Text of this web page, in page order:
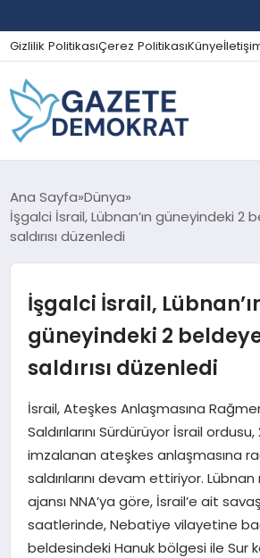
Gizlilik PolitikasıÇerez PolitikasıKünye
GÜNDEM
EKONOMI
SPOR
SAĞLIK
EĞITIM
Ana Sayfa Dünya
İşgalci İsrail, Lübnan’ın güneyindeki 2
saldırısı düzenledi
İşgalci İsrail,
güneyindeki 2
saldırısı düzenledi
İsrail, Ateşkes Anlaşmasına
Saldırılarını Sürdürüyor İsrail
imzalanan ateşkes anlaşmasına
saldırılarını devam ettiriyor.
ajansı NNA’ya göre, İsrail’e ait
saatlerinde, Nebatiye vilayetine
beldesindeki Hanuk bölgesi ile Sur